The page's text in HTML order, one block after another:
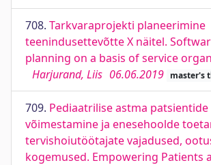
708. Tarkvaraprojekti planeerimine
teenindusettevõtte X näitel.
planning on a basis of service
Harjurand, Liis 06.06.2019 master's
709. Pediaatrilise astma patsientide
võimestamine ja enesehoolde
tervishoiutöötajate vajadused,
kogemused. Empowering Patients